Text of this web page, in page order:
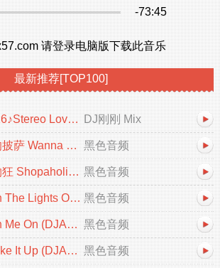
-73:45
请登录电脑版下载此音乐
最新推荐[TOP100]
黑色音频《2026♪Stereo Love♡忘情冷雨夜♪中文跳舞大碟V2》DJ刚刚 Mix DJ刚刚 Mix
迷幻之夜 - 我的披萨 Wanna Be A Star (DJAX FunkyHouse 2026 Remix) 黑色音频
迷幻之夜 - 购物狂 Shopaholic (DJAX FunkyHouse Mix 2026) 黑色音频
迷幻之夜 - Turn The Lights Off (DJAX FunkyHouse 2026 Remix) 黑色音频
迷幻之夜 - Turn Me On (DJAX FunkyHouse Mix 2026) 黑色音频
迷幻之夜 - Shake It Up (DJAX FunkyHouse Mix 2026) 黑色音频